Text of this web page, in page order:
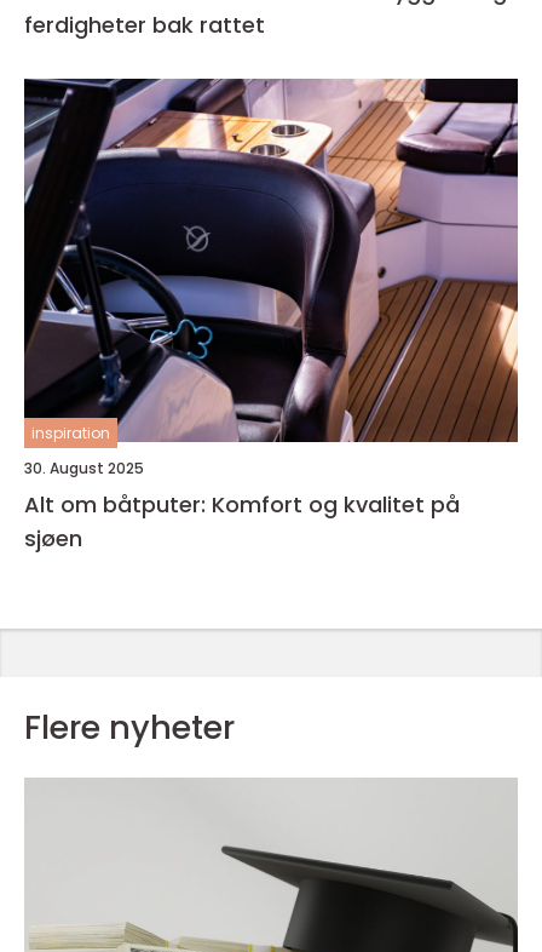
ferdigheter bak rattet
inspiration
30. August 2025
Alt om båtputer: Komfort og kvalitet på
sjøen
Flere nyheter